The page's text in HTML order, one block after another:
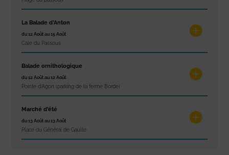
La Balade d’Anton
du 12 Août au 15 Août
Cale du Passous
Balade ornithologique
du 12 Août au 12 Août
Pointe d'Agon (parking de la ferme Borde)
Marché d’été
du 13 Août au 13 Août
Place du Général de Gaulle